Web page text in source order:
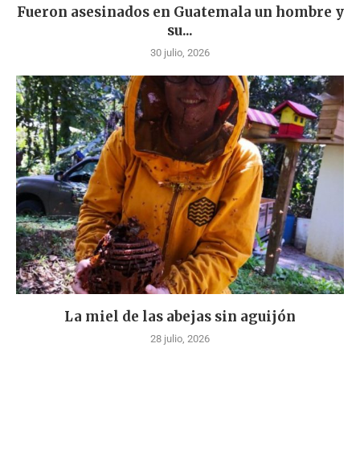
Fueron asesinados en Guatemala un hombre y
su...
30 julio, 2026
La miel de las abejas sin aguijón
28 julio, 2026